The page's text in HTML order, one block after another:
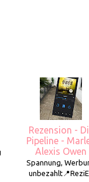
Rezension -
Pipeline -
Alexis Owen
Spannung,